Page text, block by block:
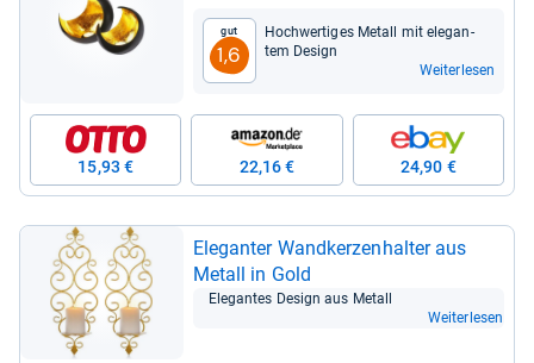
Gut
1,6
Hoch­wer­ti­ges Metall mit ele­gan­
tem Design
Weiterlesen
15,93 € 22,16 € 24,90 €
Ele­gan­ter Wand­ker­zen­hal­ter aus
Metall in Gold
Ele­gan­tes Design aus Metall
Weiterlesen